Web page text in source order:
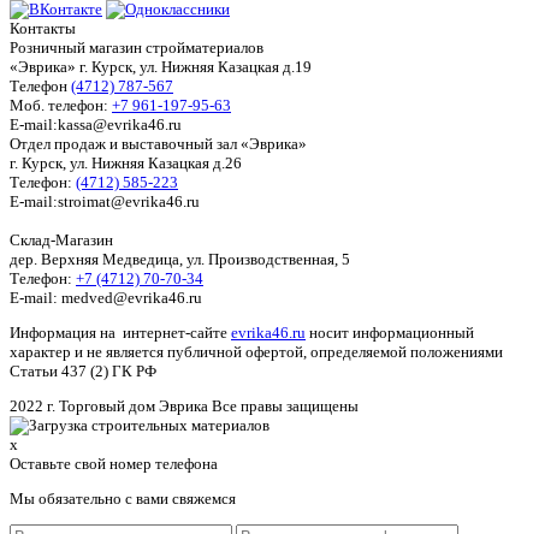
Контакты
Розничный магазин стройматериалов
«Эврика» г. Курск, ул. Нижняя Казацкая д.19
Телефон (4712) 787-567
Моб. телефон: +7 961-197-95-63
E-mail:kassa@evrika46.ru
Отдел продаж и выставочный зал «Эврика»
г. Курск, ул. Нижняя Казацкая д.26
Телефон: (4712) 585-223
E-mail:stroimat@evrika46.ru
Склад-Магазин
дер. Верхняя Медведица, ул. Производственная, 5
Телефон: +7 (4712) 70-70-34
E-mail: medved@evrika46.ru
Информация на интернет-сайте evrika46.ru носит информационный
характер и не является публичной офертой, определяемой положениями
Статьи 437 (2) ГК РФ
2022 г. Торговый дом Эврика Все правы защищены
x
Оставьте свой номер телефона
Мы обязательно с вами свяжемся